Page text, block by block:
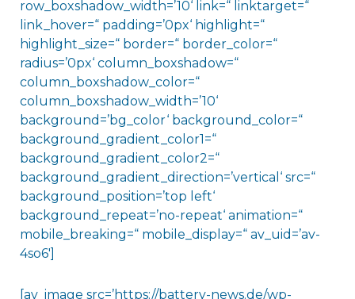
row_boxshadow_width=’10‘ link=“ linktarget=“
link_hover=“ padding=’0px‘ highlight=“
highlight_size=“ border=“ border_color=“
radius=’0px‘ column_boxshadow=“
column_boxshadow_color=“
column_boxshadow_width=’10‘
background=’bg_color‘ background_color=“
background_gradient_color1=“
background_gradient_color2=“
background_gradient_direction=’vertical‘ src=“
background_position=’top left‘
background_repeat=’no-repeat‘ animation=“
mobile_breaking=“ mobile_display=“ av_uid=’av-
4so6′]
[av_image src=’https://battery-news.de/wp-